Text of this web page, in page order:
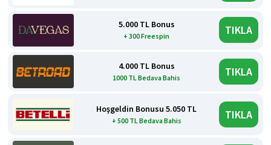
5.000 TL Bonus
+ 300 Freespin TIKLA
4.000 TL Bonus
1000 TL Bedava Bahis TIKLA
Hoşgeldin Bonusu 5.050 TL
+ 500 TL Bedava Bahis TIKLA